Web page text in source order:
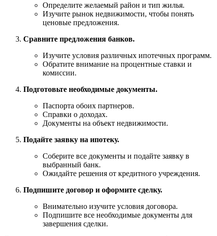
Определите желаемый район и тип жилья.
Изучите рынок недвижимости, чтобы понять
ценовые предложения.
Сравните предложения банков.
Изучите условия различных ипотечных программ.
Обратите внимание на процентные ставки и
комиссии.
Подготовьте необходимые документы.
Паспорта обоих партнеров.
Справки о доходах.
Документы на объект недвижимости.
Подайте заявку на ипотеку.
Соберите все документы и подайте заявку в
выбранный банк.
Ожидайте решения от кредитного учреждения.
Подпишите договор и оформите сделку.
Внимательно изучите условия договора.
Подпишите все необходимые документы для
завершения сделки.